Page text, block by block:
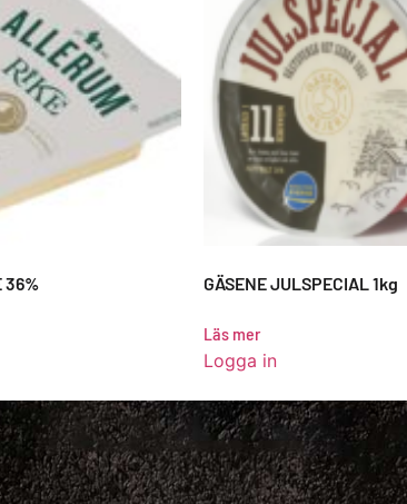
36% GÄSENE JULSPECIAL 1kg
Läs mer
Logga in